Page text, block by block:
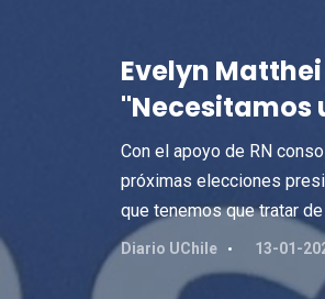
Evelyn
"Necesitamos
Con el apoyo de RN
próximas elecciones
que tenemos que tratar
Diario UChile 13-01-